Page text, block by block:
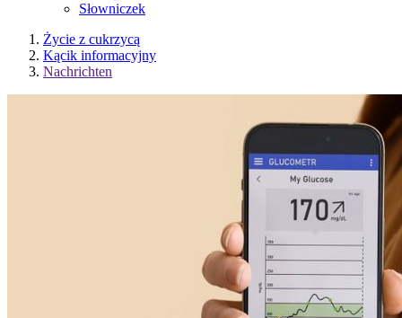
Słowniczek
Życie z cukrzycą
Kącik informacyjny
Nachrichten